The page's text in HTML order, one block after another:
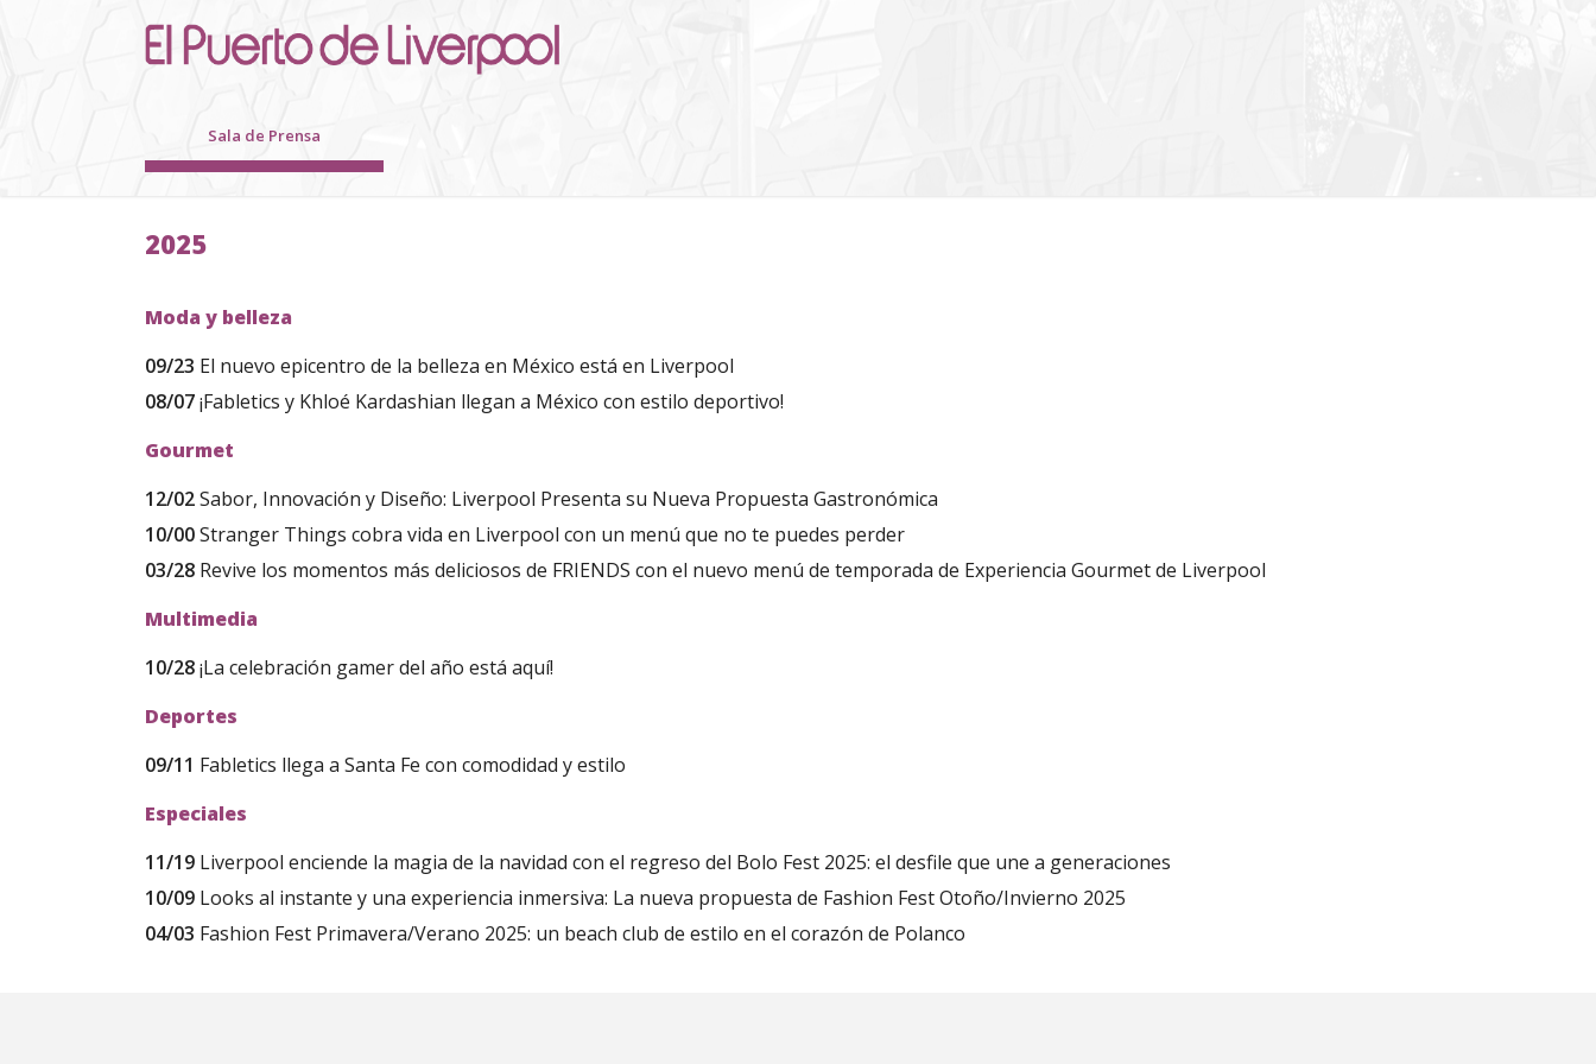
Sala de Prensa
2025
Moda y belleza
09/23 El nuevo epicentro de la belleza en México está en Liverpool
08/07¡Fabletics y Khloé Kardashian llegan a México con estilo deportivo!
Gourmet
12/02Sabor, Innovación y Diseño: Liverpool Presenta su Nueva Propuesta Gastronómica
10/00Stranger Things cobra vida en Liverpool con un menú que no te puedes perder
03/28 Revive los momentos más deliciosos de FRIENDS con el nuevo menú de temporada de Experiencia Gourmet de Liverpool
Multimedia
10/28¡La celebración gamer del año está aquí!
Deportes
09/11 Fabletics llega a Santa Fe con comodidad y estilo
Especiales
11/19 Liverpool enciende la magia de la navidad con el regreso del Bolo Fest 2025: el desfile que une a generaciones
10/09 Looks al instante y una experiencia inmersiva: La nueva propuesta de Fashion Fest Otoño/Invierno 2025
04/03 Fashion Fest Primavera/Verano 2025: un beach club de estilo en el corazón de Polanco